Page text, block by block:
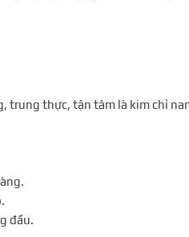
trung thực, tận tâm là kim chỉ
đầu.